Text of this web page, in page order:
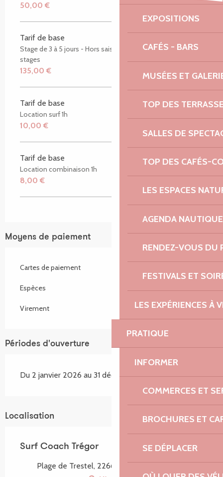
EXPOSITIONS
CAFÉS - BARS
MUSÉES ET
TOP DES
SALLES DE
TOP DES CAFÉS-
LES ESPACES
AGENDA NAUTIQUE
RENDEZ-VOUS DU
FESTIVALS ET
LES EXPÉRIENCES À
PRATIQUE
INFORMER
COMMERCES ET
BROCHURES ET
SE DÉPLACER
50,00 €
Tarif de base
Stage de 3 à 5 jours - Hors saison, profitez de - 15% sur les
stages
135,00 €
Tarif de base
Location surf 1h
10,00 €
Tarif de base
Location combinaison 1h
8,00 €
Moyens de paiement
Cartes de paiement
Espèces
Virement
Périodes d'ouverture
Du 2 janvier 2026 au 31 décembre 2026
Localisation
Surf Coach Trégor
Plage de Trestel, 22660 Trévou-Tréguignec